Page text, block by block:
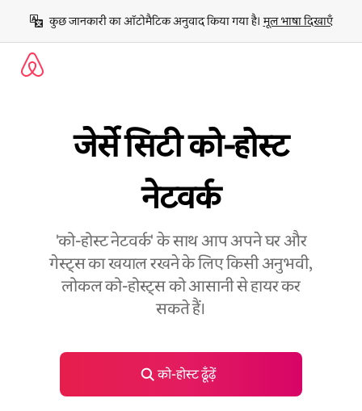
छोड़कर
सीधा
कॉन्टेंट
कुछ जानकारी का ऑटोमैटिक अनुवाद किया गया है। मूल भाषा दिखाएँ
जेर्से सिटी को-होस्ट
नेटवर्क
'को-होस्ट नेटवर्क' के साथ आप अपने घर और
गेस्ट्स का खयाल रखने के लिए किसी अनुभवी,
लोकल को-होस्ट्स को आसानी से हायर कर
सकते हैं।
को-होस्ट ढूँढ़ें